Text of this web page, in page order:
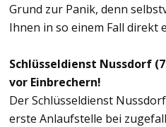
Grund zur Panik, denn
Ihnen in so einem Fall direkt
Schlüsseldienst Nussdorf
vor Einbrechern!
Der Schlüsseldienst
erste Anlaufstelle bei